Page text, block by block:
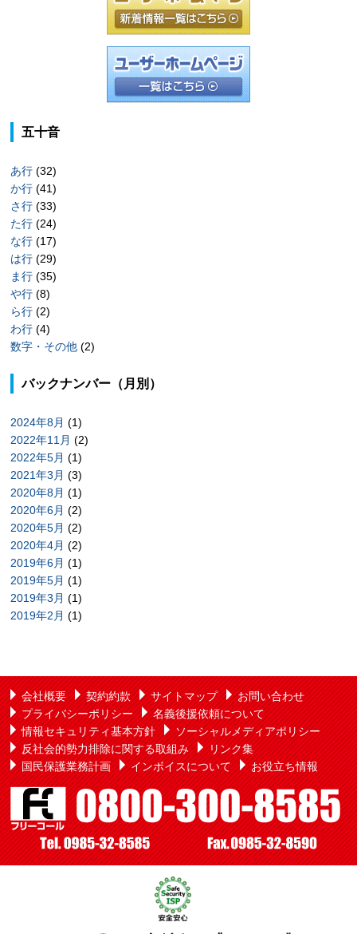
五十音
あ行 (32)
か行 (41)
さ行 (33)
た行 (24)
な行 (17)
は行 (29)
ま行 (35)
や行 (8)
ら行 (2)
わ行 (4)
数字・その他 (2)
バックナンバー（月別）
2024年8月 (1)
2022年11月 (2)
2022年5月 (1)
2021年3月 (3)
2020年8月 (1)
2020年6月 (2)
2020年5月 (2)
2020年4月 (2)
2019年6月 (1)
2019年5月 (1)
2019年3月 (1)
2019年2月 (1)
会社概要 契約約款 サイトマップ
お問い合わせ
プライバシーポリシー
名義後援依頼について
情報セキュリティ基本方針
ソーシャルメディアポリシー
反社会的勢力排除に関する取組み
リンク集
国民保護業務計画
インボイスについて お役立ち情報